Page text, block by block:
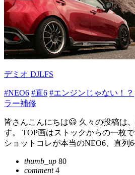
デミオ DJLFS
#NEO6 #直6 #エンジンじゃない！？
ラー補修
皆さんこんにちは😃 久々の投稿は
す。 TOP画はストックからの一枚
ショットコレが本当のNEO6、直列
thumb_up 80
comment4